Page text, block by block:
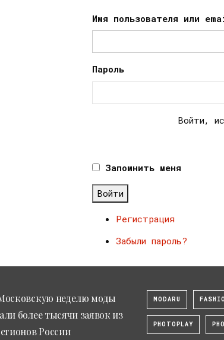
Имя пользователя или
Пароль
Войти,
Запомнить меня
Войти
Регистрация
Забыли пароль?
неделю моды
более тысячи заявок из
России
MODARU
PHOTOPLAY